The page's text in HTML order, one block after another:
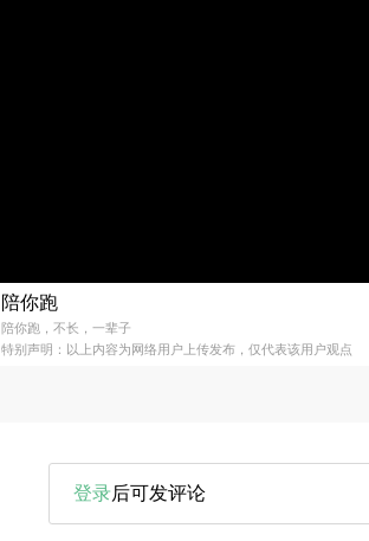
陪你跑
陪你跑，不长，一辈子
特别声明：以上内容为网络用户上传发布，仅代表该用户观点
登录后可发评论